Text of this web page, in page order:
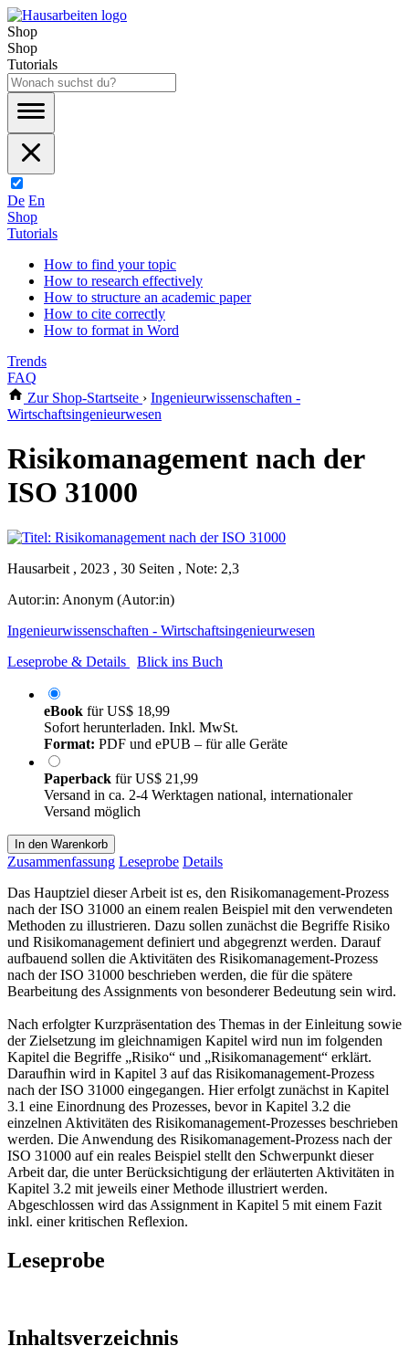
Shop
Shop
Tutorials
De En
Shop
Tutorials
How to find your topic
How to research effectively
How to structure an academic paper
How to cite correctly
How to format in Word
Trends
FAQ
Zur Shop-Startseite › Ingenieurwissenschaften -
Wirtschaftsingenieurwesen
Risikomanagement nach der
ISO 31000
Hausarbeit , 2023 , 30 Seiten , Note: 2,3
Autor:in: Anonym (Autor:in)
Ingenieurwissenschaften - Wirtschaftsingenieurwesen
Leseprobe & Details
Blick ins Buch
eBook fürUS$ 18,99
Sofort herunterladen. Inkl. MwSt.
Format: PDF und ePUB – für alle Geräte
Paperback fürUS$ 21,99
Versand in ca. 2-4 Werktagen national, internationaler
Versand möglich
In den Warenkorb
Zusammenfassung Leseprobe Details
Das Hauptziel dieser Arbeit ist es, den Risikomanagement-Prozess
nach der ISO 31000 an einem realen Beispiel mit den verwendeten
Methoden zu illustrieren. Dazu sollen zunächst die Begriffe Risiko
und Risikomanagement definiert und abgegrenzt werden. Darauf
aufbauend sollen die Aktivitäten des Risikomanagement-Prozess
nach der ISO 31000 beschrieben werden, die für die spätere
Bearbeitung des Assignments von besonderer Bedeutung sein wird.
Nach erfolgter Kurzpräsentation des Themas in der Einleitung sowie
der Zielsetzung im gleichnamigen Kapitel wird nun im folgenden
Kapitel die Begriffe „Risiko“ und „Risikomanagement“ erklärt.
Daraufhin wird in Kapitel 3 auf das Risikomanagement-Prozess
nach der ISO 31000 eingegangen. Hier erfolgt zunächst in Kapitel
3.1 eine Einordnung des Prozesses, bevor in Kapitel 3.2 die
einzelnen Aktivitäten des Risikomanagement-Prozesses beschrieben
werden. Die Anwendung des Risikomanagement-Prozess nach der
ISO 31000 auf ein reales Beispiel stellt den Schwerpunkt dieser
Arbeit dar, die unter Berücksichtigung der erläuterten Aktivitäten in
Kapitel 3.2 mit jeweils einer Methode illustriert werden.
Abgeschlossen wird das Assignment in Kapitel 5 mit einem Fazit
inkl. einer kritischen Reflexion.
Leseprobe
Inhaltsverzeichnis